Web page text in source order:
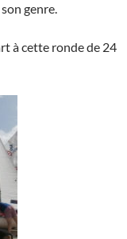
genre.
à cette ronde de 24